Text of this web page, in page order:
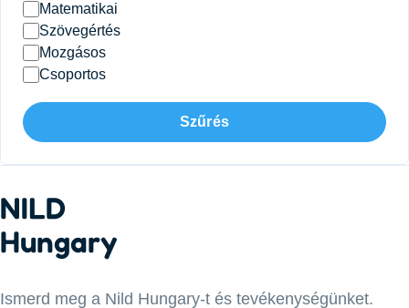
Matematikai
Szövegértés
Mozgásos
Csoportos
Szűrés
NILD
Hungary
Ismerd meg a Nild Hungary-t és tevékenységünket.